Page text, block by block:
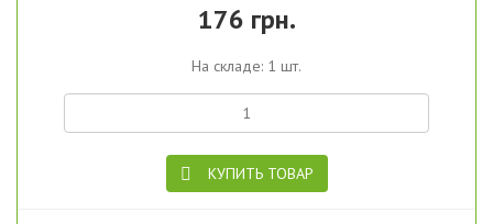
176 грн.
На складе: 1 шт.
КУПИТЬ ТОВАР